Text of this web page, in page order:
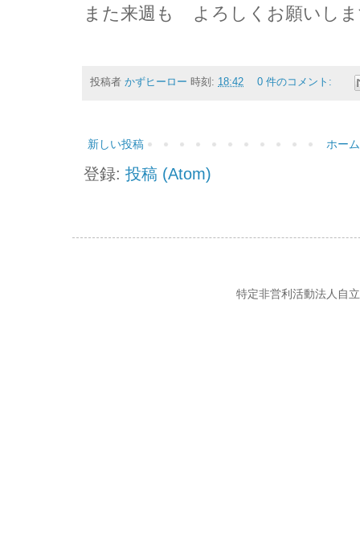
また来週も゙よろしくお願いし
投稿者 かずヒーロー 時刻: 18:42 0 件のコメント:
新しい投稿 ホーム
登録: 投稿 (Atom)
特定非営利活動法人自